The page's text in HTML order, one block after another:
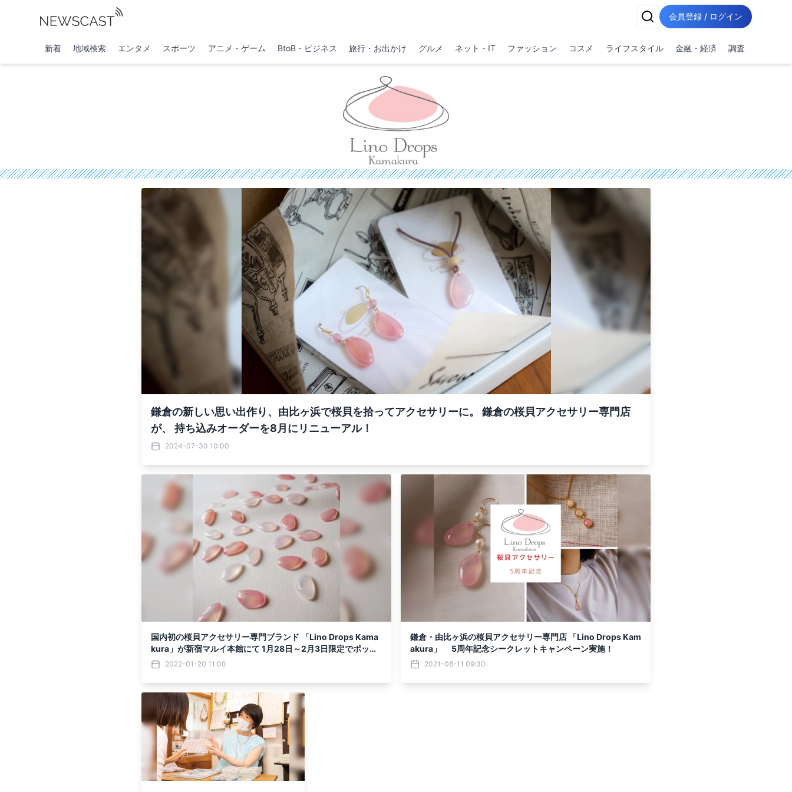
会員登録 / ログイン
新着 地域検索 エンタメ スポーツ アニメ・ゲーム BtoB・ビジネス 旅行・お出かけ グルメ ネット・IT ファッション コスメ ライフスタイル 金融・経済 調査
鎌倉の新しい思い出作り、由比ヶ浜で桜貝を拾ってアクセサリーに。 鎌倉の桜貝アクセサリー専門店
が、 持ち込みオーダーを8月にリニューアル！
2024-07-30 10:00
国内初の桜貝アクセサリー専門ブランド 「Lino Drops Kama
kura」が新宿マルイ本館にて 1月28日～2月3日限定でポップ
アップストアを開催
2022-01-20 11:00
鎌倉・由比ヶ浜の桜貝アクセサリー専門店 「Lino Drops Kam
akura」 5周年記念シークレットキャンペーン実施！
2021-08-11 09:30